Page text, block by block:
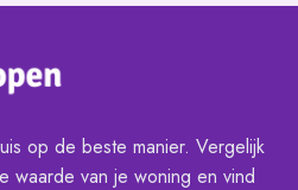
op de beste manier. Vergelijk
waarde van je woning en vind